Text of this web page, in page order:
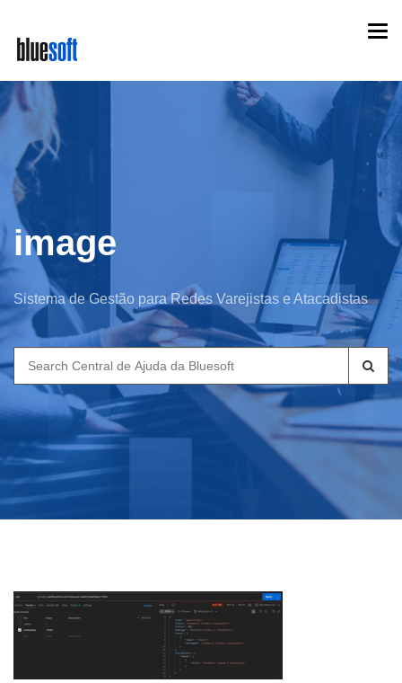
main
content
image
Sistema de Gestão para Redes Varejistas e Atacadistas
Search
for: